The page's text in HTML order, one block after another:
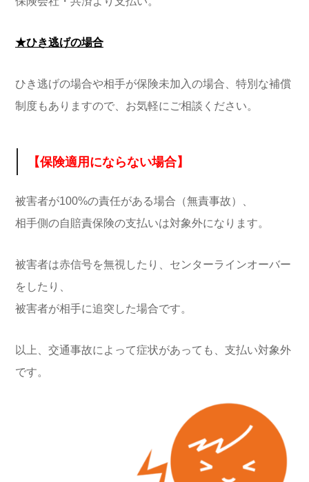
★ひき逃げの場合
ひき逃げの場合や相手が保険未加入の場合、特別な補償
制度もありますので、お気軽にご相談ください。
【保険適用にならない場合】
被害者が100%の責任がある場合（無責事故）、
相手側の自賠責保険の支払いは対象外になります。
被害者は赤信号を無視したり、センターラインオーバー
をしたり、
被害者が相手に追突した場合です。
以上、交通事故によって症状があっても、支払い対象外
です。